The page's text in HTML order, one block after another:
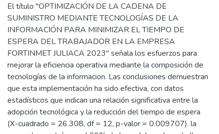
El título "OPTIMIZACIÓN DE LA CADENA DE
SUMINISTRO MEDIANTE TECNOLOGÍAS DE LA
INFORMACIÓN PARA MINIMIZAR EL TIEMPO DE
ESPERA DEL TRABAJADOR EN LA EMPRESA
FORTINMET JULIACA 2023" señala los esfuerzos para
mejorar la eficiencia operativa mediante la composición de
tecnologías de la informacion. Las conclusiones demuestran
que esta implementación ha sido efectiva, con datos
estadísticos que indican una relación significativa entre la
adopción tecnológica y la reducción del tiempo de espera
(X-cuadrado = 26.308, df = 12, p-valor = 0.009707). la